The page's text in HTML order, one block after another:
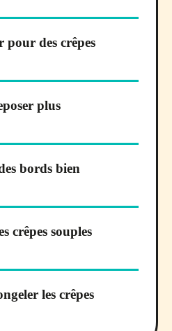
pour des crêpes
plus
bords bien
crêpes souples
les crêpes